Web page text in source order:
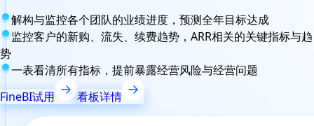
解构与监控各个团队的业绩进度，预测全年目标达成
监控客户的新购、流失、续费趋势，ARR相关的关键指标与趋
势
一表看清所有指标，提前暴露经营风险与经营问题
FineBI试用
看板详情